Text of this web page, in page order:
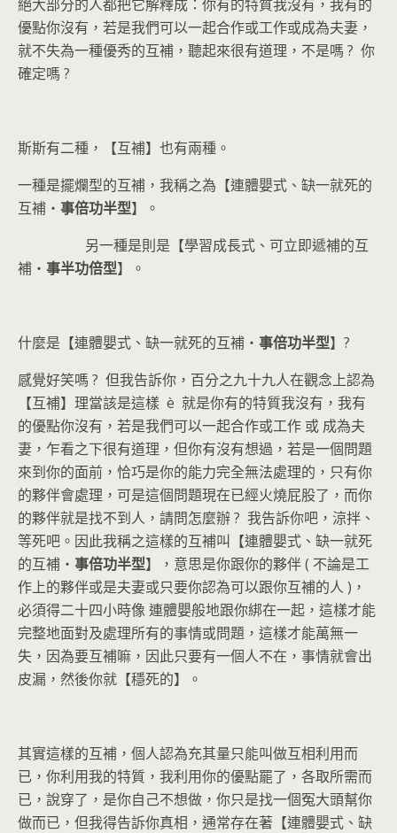
絕大部分的人都把它解釋成：你有的特質我沒有，我有的
優點你沒有，若是我們可以一起合作或工作或成為夫妻，
就不失為一種優秀的互補，聽起來很有道理，不是嗎 ? 你
確定嗎 ?
斯斯有二種，【互補】也有兩種。
一種是擺爛型的互補，我稱之為【連體嬰式、缺一就死的
互補‧ 事倍功半型】。
另一種是則是【學習成長式、可立即遞補的互
補‧ 事半功倍型】。
什麼是【連體嬰式、缺一就死的互補‧ 事倍功半型】?
感覺好笑嗎 ? 但我告訴你，百分之九十九人在觀念上認為
【互補】理當該是這樣 è 就是你有的特質我沒有，我有
的優點你沒有，若是我們可以一起合作或工作 或 成為夫
妻，乍看之下很有道理，但你有沒有想過，若是一個問題
來到你的面前，恰巧是你的能力完全無法處理的，只有你
的夥伴會處理，可是這個問題現在已經火燒屁股了，而你
的夥伴就是找不到人，請問怎麼辦 ? 我告訴你吧，涼拌、
等死吧。因此我稱之這樣的互補叫【連體嬰式、缺一就死
的互補‧ 事倍功半型】，意思是你跟你的夥伴 ( 不論是工
作上的夥伴或是夫妻或只要你認為可以跟你互補的人 )，
必須得二十四小時像 連體嬰般地跟你綁在一起，這樣才能
完整地面對及處理所有的事情或問題，這樣才能萬無一
失，因為要互補嘛，因此只要有一個人不在，事情就會出
皮漏，然後你就【穩死的】。
其實這樣的互補，個人認為充其量只能叫做互相利用而
已，你利用我的特質，我利用你的優點罷了，各取所需而
已，說穿了，是你自己不想做，你只是找一個冤大頭幫你
做而已，但我得告訴你真相，通常存在著【連體嬰式、缺